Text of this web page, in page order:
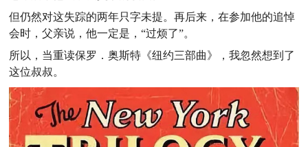
但仍然对这失踪的两年只字未提。再后来，在参加他的追悼
会时，父亲说，他一定是，“过烦了”。
所以，当重读保罗．奥斯特《纽约三部曲》，我忽然想到了
这位叔叔。